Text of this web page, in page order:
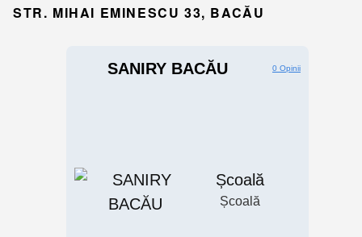
STR. MIHAI EMINESCU 33, BACĂU
SANIRY BACĂU 0 Opinii
Școală
Școală